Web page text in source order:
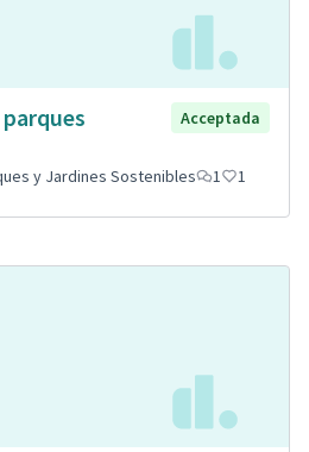
Acceptada
y Jardines Sostenibles 1 1